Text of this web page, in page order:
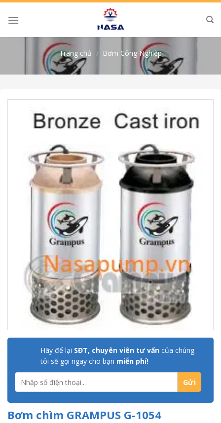
Skip
Trang chủ / Bơm Công Nghiệp
Hãy để lại SĐT, chuyên viên tư vấn của chúng
tôi sẽ gọi ngay cho bạn miễn phí!
Bơm chìm GRAMPUS G-1054